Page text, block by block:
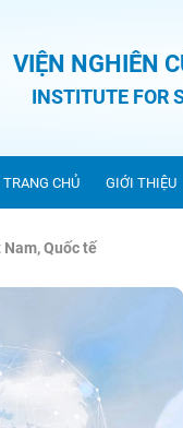
VIỆN NGHIÊN
INSTITUTE FOR
TRANG CHỦ GIỚI THIỆU
Quốc tế